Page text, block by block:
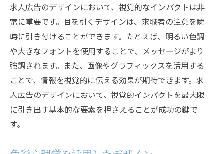
求人広告のデザインにおいて、視覚的なインパクトは非
常に重要です。目を引くデザインは、求職者の注意を瞬
時に引き付けることができます。たとえば、明るい色調
や大きなフォントを使用することで、メッセージがより
強調されます。また、画像やグラフィックスを活用する
ことで、情報を視覚的に伝える効果が期待できます。求
人広告のデザインにおいて、視覚的インパクトを最大限
に引き出す基本的な要素を押さえることが成功の鍵で
す。